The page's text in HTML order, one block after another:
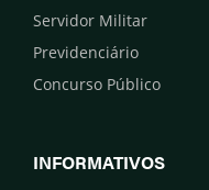
Servidor Militar
Previdenciário
Concurso Público
INFORMATIVOS